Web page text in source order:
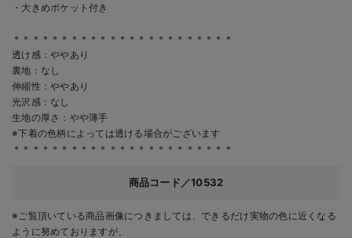
・大きめポケット付き
＊＊＊＊＊＊＊＊＊＊＊＊＊＊＊＊＊＊＊＊＊＊＊
透け感：ややあり
裏地：なし
伸縮性：ややあり
光沢感：なし
生地の厚さ：やや薄手
※下着の色柄によっては透ける場合がございます
＊＊＊＊＊＊＊＊＊＊＊＊＊＊＊＊＊＊＊＊＊＊＊
商品コード／10532
※ご覧頂いている商品画像につきましては、できるだけ実物の色に近くなる
ように努めておりますが、